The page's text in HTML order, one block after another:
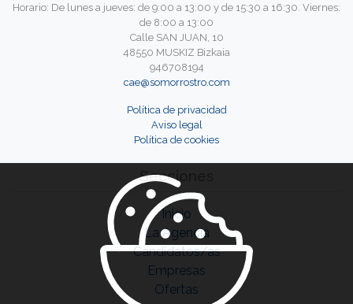
Horario: De lunes a jueves: de 9:00 a 13:00 y de 15:30 a 16:30. Viernes:
de 8:00 a 13:00
Calle SAN JUAN, 10
48550 MUSKIZ Bizkaia
946708194
cae@somorrostro.com
Política de privacidad
Aviso legal
Política de cookies
Secciones
Inicio
La Agencia
Candidatos/as
Empresas
Ofertas